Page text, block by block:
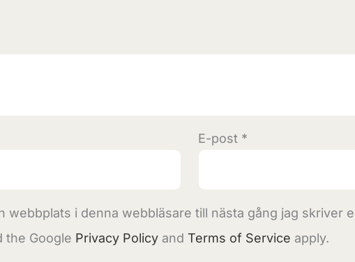
E-post *
webbplats i denna webbläsare till nästa gång jag skriver
the Google Privacy Policy andTerms of Service apply.